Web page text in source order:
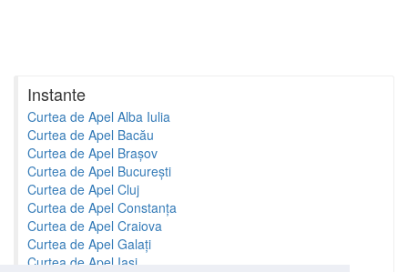
Instante
Curtea de Apel Alba Iulia
Curtea de Apel Bacău
Curtea de Apel Brașov
Curtea de Apel București
Curtea de Apel Cluj
Curtea de Apel Constanța
Curtea de Apel Craiova
Curtea de Apel Galați
Curtea de Apel Iași